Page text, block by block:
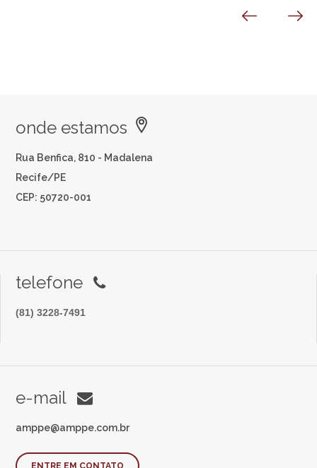
onde estamos
Rua Benfica, 810 - Madalena
Recife/PE
CEP: 50720-001
telefone
(81) 3228-7491
e-mail
amppe@amppe.com.br
ENTRE EM CONTATO